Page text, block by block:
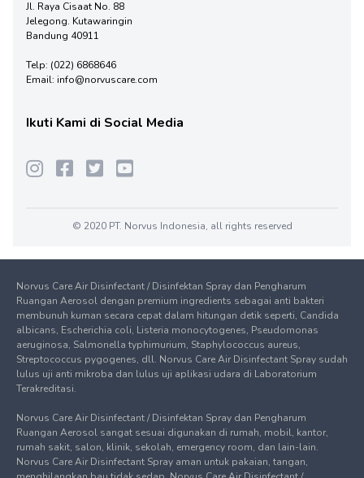
Jl. Raya Cisaat No. 88
Jelegong. Kutawaringin
Bandung 40911
Telp: (022) 6868646
Email: info@norvuscare.com
Ikuti Kami di Social Media
© 2020 PT. Norvus Indonesia, all rights reserved
Norvus Care Air Disinfectant / Disinfektan Spray dan Pengharum
Ruangan Aerosol dengan premium ingredients sebagai anti bakteri
membunuh kuman secara cepat dalam hitungan detik seperti, Candida
albicans, Escherichia coli, Listeria monocytogenes, Pseudomonas
aeruginosa, Salmonella typhimurium, Staphylococcus aureus,
Streptococcus pygogenes, dll. Norvus Care Air Disinfectant Spray sudah
lulus uji anti mikroba dan lulus uji aplikasi udara di Laboratorium
Terakreditasi.
Norvus Care Air Disinfectant / Disinfektan Spray dan Pengharum
Ruangan Aerosol sangat sesuai digunakan di rumah, mobil, kantor,
rumah sakit, salon, klinik, sekolah, emergency room, dan lain-lain.
Norvus Care Air Disinfectant Spray aman untuk pakaian, tangan,